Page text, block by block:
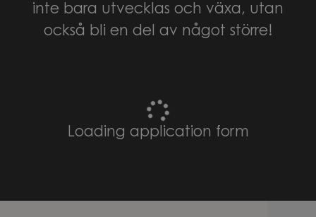
inte bara utvecklas och växa, utan
också bli en del av något större!
Loading application form